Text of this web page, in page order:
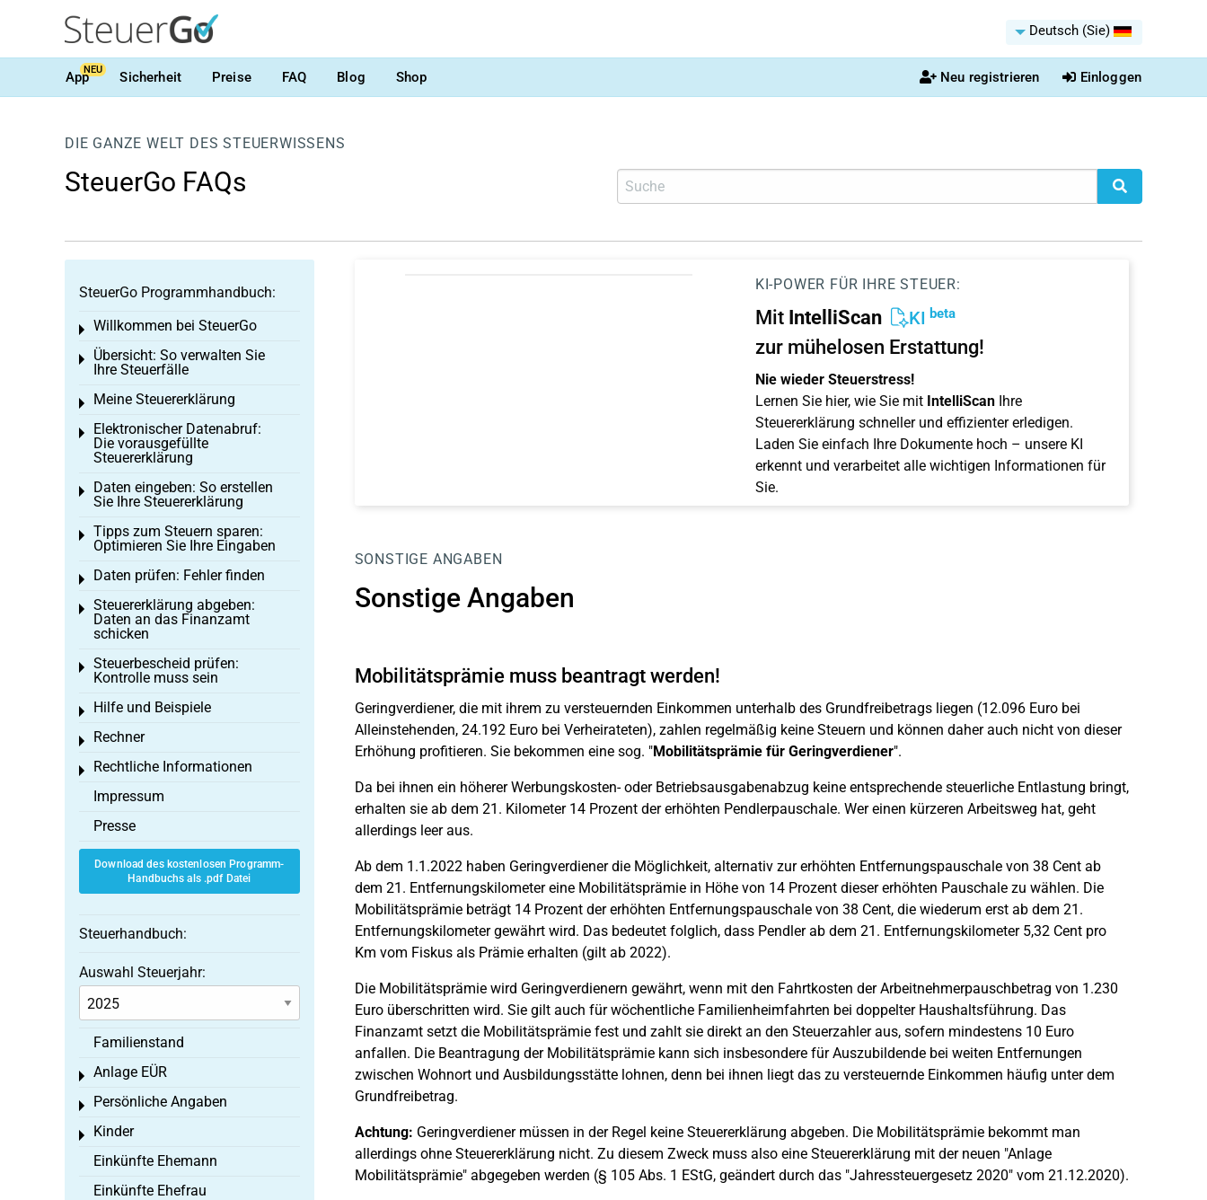
Deutsch (Sie)
AppNEU Sicherheit Preise FAQ Blog Shop Neu registrieren Einloggen
DIE GANZE WELT DES STEUERWISSENS
SteuerGo FAQs
KI-POWER FÜR IHRE STEUER:
Mit IntelliScan KI beta
zur mühelosen Erstattung!
Nie wieder Steuerstress!
Lernen Sie hier, wie Sie mit IntelliScanIhre
Steuererklärung schneller und effizienter erledigen.
Laden Sie einfach Ihre Dokumente hoch – unsere KI
erkennt und verarbeitet alle wichtigen Informationen für
Sie.
SONSTIGE ANGABEN
Sonstige Angaben
Mobilitätsprämie muss beantragt werden!
Geringverdiener, die mit ihrem zu versteuernden Einkommen unterhalb des Grundfreibetrags liegen (12.096 Euro bei
Alleinstehenden, 24.192 Euro bei Verheirateten), zahlen regelmäßig keine Steuern und können daher auch nicht von dieser
Erhöhung profitieren. Sie bekommen eine sog. "Mobilitätsprämie für Geringverdiener".
Da bei ihnen ein höherer Werbungskosten- oder Betriebsausgabenabzug keine entsprechende steuerliche Entlastung bringt,
erhalten sie ab dem 21. Kilometer 14 Prozent der erhöhten Pendlerpauschale. Wer einen kürzeren Arbeitsweg hat, geht
allerdings leer aus.
Ab dem 1.1.2022 haben Geringverdiener die Möglichkeit, alternativ zur erhöhten Entfernungspauschale von 38 Cent ab
dem 21. Entfernungskilometer eine Mobilitätsprämie in Höhe von 14 Prozent dieser erhöhten Pauschale zu wählen. Die
Mobilitätsprämie beträgt 14 Prozent der erhöhten Entfernungspauschale von 38 Cent, die wiederum erst ab dem 21.
Entfernungskilometer gewährt wird. Das bedeutet folglich, dass Pendler ab dem 21. Entfernungskilometer 5,32 Cent pro
Km vom Fiskus als Prämie erhalten (gilt ab 2022).
Die Mobilitätsprämie wird Geringverdienern gewährt, wenn mit den Fahrtkosten der Arbeitnehmerpauschbetrag von 1.230
Euro überschritten wird. Sie gilt auch für wöchentliche Familienheimfahrten bei doppelter Haushaltsführung. Das
Finanzamt setzt die Mobilitätsprämie fest und zahlt sie direkt an den Steuerzahler aus, sofern mindestens 10 Euro
anfallen. Die Beantragung der Mobilitätsprämie kann sich insbesondere für Auszubildende bei weiten Entfernungen
zwischen Wohnort und Ausbildungsstätte lohnen, denn bei ihnen liegt das zu versteuernde Einkommen häufig unter dem
Grundfreibetrag.
Achtung: Geringverdiener müssen in der Regel keine Steuererklärung abgeben. Die Mobilitätsprämie bekommt man
allerdings ohne Steuererklärung nicht. Zu diesem Zweck muss also eine Steuererklärung mit der neuen "Anlage
Mobilitätsprämie" abgegeben werden (§ 105 Abs. 1 EStG, geändert durch das "Jahressteuergesetz 2020" vom 21.12.2020).
SteuerGo Programmhandbuch:
Willkommen bei SteuerGo
Toggle menu
Übersicht: So verwalten Sie
Ihre Steuerfälle
Toggle menu
Meine Steuererklärung
Toggle menu
Elektronischer Datenabruf:
Die vorausgefüllte
Steuererklärung
Toggle menu
Daten eingeben: So erstellen
Sie Ihre Steuererklärung
Toggle menu
Tipps zum Steuern sparen:
Optimieren Sie Ihre Eingaben
Toggle menu
Daten prüfen: Fehler finden
Toggle menu
Steuererklärung abgeben:
Daten an das Finanzamt
schicken
Toggle menu
Steuerbescheid prüfen:
Kontrolle muss sein
Toggle menu
Hilfe und Beispiele
Toggle menu
Rechner
Toggle menu
Rechtliche Informationen
Toggle menu
Impressum
Presse
Download des kostenlosen Programm-
Handbuchs als .pdf Datei
Steuerhandbuch:
Auswahl Steuerjahr:
Familienstand
Anlage EÜR
Toggle menu
Persönliche Angaben
Toggle menu
Kinder
Toggle menu
Einkünfte Ehemann
Einkünfte Ehefrau